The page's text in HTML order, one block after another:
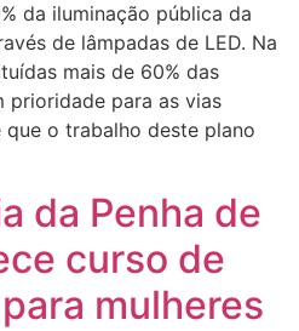
da iluminação pública da
de lâmpadas de LED. Na
mais de 60% das
prioridade para as vias
o trabalho deste plano
da Penha de
curso de
mulheres